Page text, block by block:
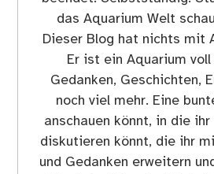
das Aquarium Welt
Dieser Blog hat nichts mit
Er ist ein Aquarium
Gedanken, Geschichten,
noch viel mehr. Eine
anschauen könnt, in die
diskutieren könnt, die ihr
und Gedanken erweitern